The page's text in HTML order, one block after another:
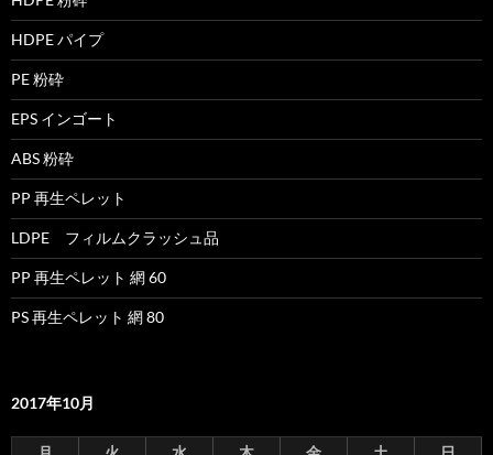
HDPE パイプ
PE 粉砕
EPS インゴート
ABS 粉砕
PP 再生ペレット
LDPE フィルムクラッシュ品
PP 再生ペレット 網 60
PS 再生ペレット 網 80
2017年10月